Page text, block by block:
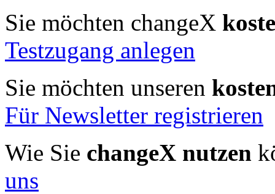
Sie möchten changeX
Testzugang anlegen
Sie möchten unseren
Für Newsletter registrieren
Wie Sie changeX nutzen
uns